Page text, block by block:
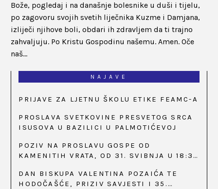
Bože, pogledaj i na današnje bolesnike u duši i tijelu,
po zagovoru svojih svetih liječnika Kuzme i Damjana,
izliječi njihove boli, obdari ih zdravljem da ti trajno
zahvaljuju. Po Kristu Gospodinu našemu. Amen. Oče
naš…
NAJAVE
PRIJAVE ZA LJETNU ŠKOLU ETIKE FEAMC-A
PROSLAVA SVETKOVINE PRESVETOG SRCA
ISUSOVA U BAZILICI U PALMOTIĆEVOJ
POZIV NA PROSLAVU GOSPE OD
KAMENITIH VRATA, OD 31. SVIBNJA U 18:30
DAN BISKUPA VALENTINA POZAIĆA TE
HODOČAŠĆE, PRIZIV SAVJESTI I 35.